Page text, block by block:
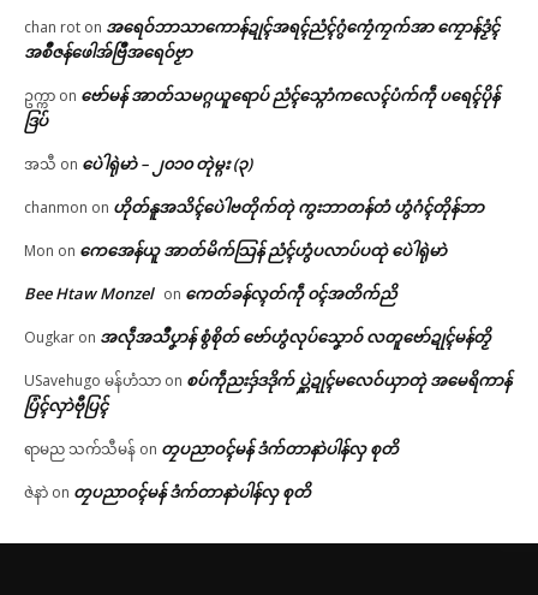
chan rot on အရေဝ်ဘာသာကောန်ဍုၚ်အရၚ်ညံၚ်ဂွံကၠေံကၠက်အာ ကၠောန်ဒၟံၚ်
အစဳဇန်ဖေါအ်ဗြဳအရေဝ်ဗၟာ
ဥက္ကာ on ဗော်မန် အာတ်သမဂ္ဂယူရောပ် ညံၚ်သ္ဂောံကလေၚ်ပံက်ကဵု ပရေၚ်ပိုန်
ဒြပ်
အသီ on ပေဲါရုဲမာဲ – ၂၀၁၀ တုဲမ္ဂး (၃)
chanmon on ဟိုတ်နူအသိၚ်ပေဲါဗတိုက်တုဲ ကွးဘာတန်တံ ဟွံဂံၚ်တိုန်ဘာ
Mon on ကေအေန်ယူ အာတ်မိက်သြန် ညံၚ်ဟွံပလာပ်ပထုဲ ပေဲါရုဲမာဲ
Bee Htaw Monzel on ကေတ်ခန်လ္ၚတ်ကဵု ၀ၚ်အတိက်ညိ
Ougkar on အလဵုအသဳပၞာန် စွံစိုတ် ဗော်ဟွံလုပ်သၞောဝ် လတူဗော်ဍုၚ်မန်တၟိ
USavehugo မန်ဟံသာ on စပ်ကဵုညးဒှ်ဒဒိုက် ပ္ဋဲဍုၚ်မလေဝ်ယှာတုဲ အမေရိကာန်
ပြံၚ်လှာဲဗီုပြၚ်
ရာမည သက်သီမန် on တၠပညာဝၚ်မန် ဒံက်တာနာဲပါန်လှ စုတိ
ဇဲနာဲ on တၠပညာဝၚ်မန် ဒံက်တာနာဲပါန်လှ စုတိ